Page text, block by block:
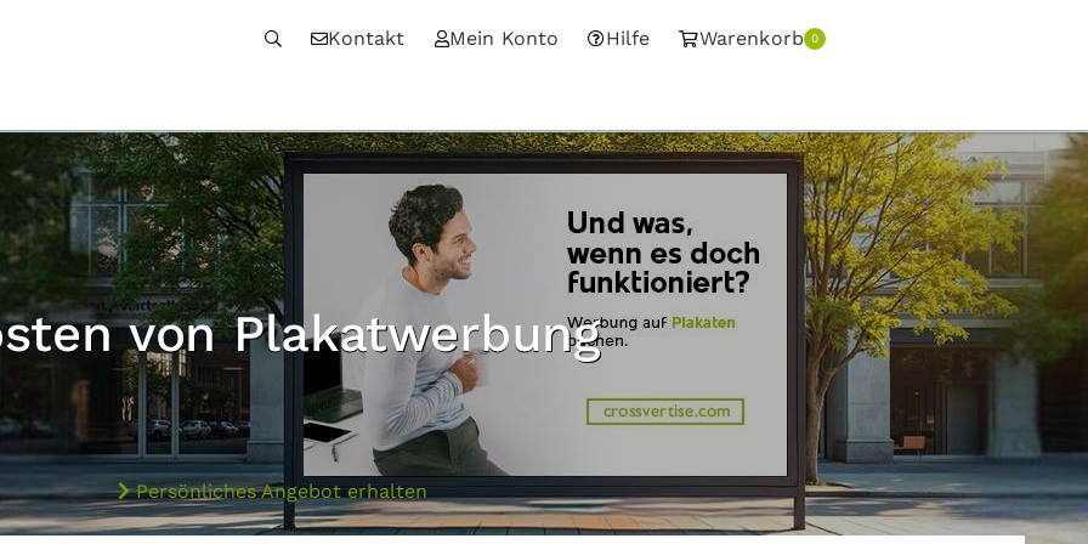
Kontakt Mein Konto Hilfe Warenkorb 0
von Plakatwerbung
Persönliches Angebot erhalten